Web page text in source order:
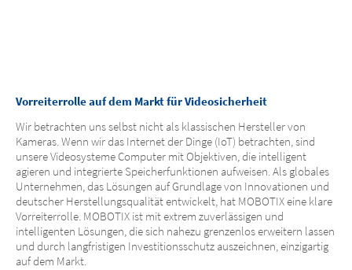
Vorreiterrolle auf dem Markt für Videosicherheit
Wir betrachten uns selbst nicht als klassischen Hersteller von
Kameras. Wenn wir das Internet der Dinge (IoT) betrachten, sind
unsere Videosysteme Computer mit Objektiven, die intelligent
agieren und integrierte Speicherfunktionen aufweisen. Als globales
Unternehmen, das Lösungen auf Grundlage von Innovationen und
deutscher Herstellungsqualität entwickelt, hat MOBOTIX eine klare
Vorreiterrolle. MOBOTIX ist mit extrem zuverlässigen und
intelligenten Lösungen, die sich nahezu grenzenlos erweitern lassen
und durch langfristigen Investitionsschutz auszeichnen, einzigartig
auf dem Markt.